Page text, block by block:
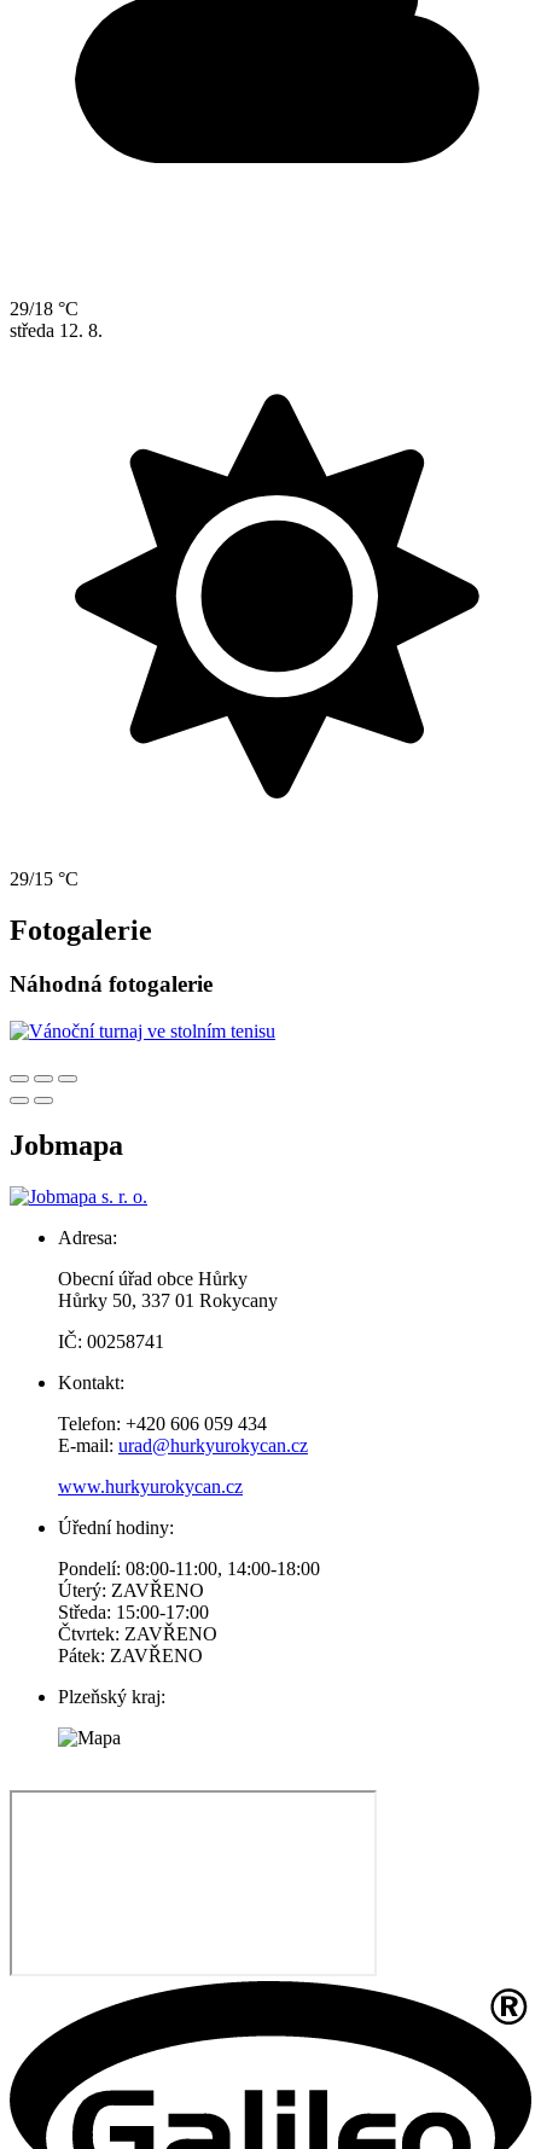
29/18 °C
středa 12. 8.
29/15 °C
Fotogalerie
Náhodná fotogalerie
Jobmapa
Adresa:
Obecní úřad obce Hůrky
Hůrky 50, 337 01 Rokycany
IČ: 00258741
Kontakt:
Telefon: +420 606 059 434
E-mail: urad@hurkyurokycan.cz
www.hurkyurokycan.cz
Úřední hodiny:
Pondelí: 08:00-11:00, 14:00-18:00
Úterý: ZAVŘENO
Středa: 15:00-17:00
Čtvrtek: ZAVŘENO
Pátek: ZAVŘENO
Plzeňský kraj: